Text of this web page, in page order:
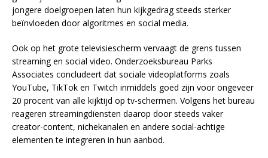
jongere doelgroepen laten hun kijkgedrag steeds sterker
beïnvloeden door algoritmes en social media.
Ook op het grote televisiescherm vervaagt de grens tussen
streaming en social video. Onderzoeksbureau Parks
Associates concludeert dat sociale videoplatforms zoals
YouTube, TikTok en Twitch inmiddels goed zijn voor ongeveer
20 procent van alle kijktijd op tv-schermen. Volgens het bureau
reageren streamingdiensten daarop door steeds vaker
creator-content, nichekanalen en andere social-achtige
elementen te integreren in hun aanbod.